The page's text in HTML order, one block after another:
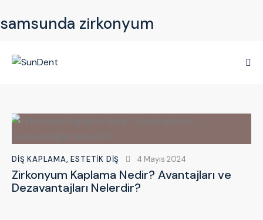
samsunda zirkonyum
DIŞ KAPLAMA,ESTETIK DIŞ 4 Mayıs 2024
Zirkonyum Kaplama Nedir? Avantajları ve
Dezavantajları Nelerdir?